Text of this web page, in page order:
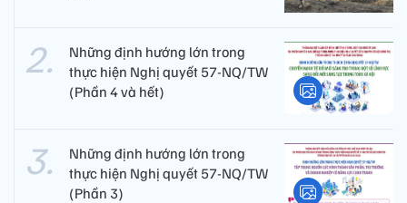
Những định hướng lớn trong
thực hiện Nghị quyết 57-NQ/TW
(Phần 4 và hết)
Những định hướng lớn trong
thực hiện Nghị quyết 57-NQ/TW
(Phần 3)